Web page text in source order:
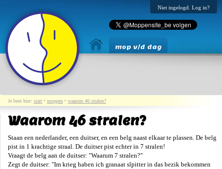
Niet ingelogd. Log in?
mop v/d dag
Je bent hier: start • moppen • waarom 46 stralen?
Waarom 46 stralen?
Staan een nederlander, een duitser, en een belg naast elkaar te plassen. De belg
pist in 1 krachtige straal. De duitser pist echter in 7 stralen!
Vraagt de belg aan de duitser: "Waarum 7 stralen?"
Zegt de duitser: "Im krieg haben ich granaat slpitter in das bezik bekommen